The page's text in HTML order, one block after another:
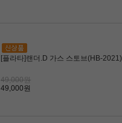
[플라타]랜더.D 가스 스토브(HB-2021)
49,000원
49,000원